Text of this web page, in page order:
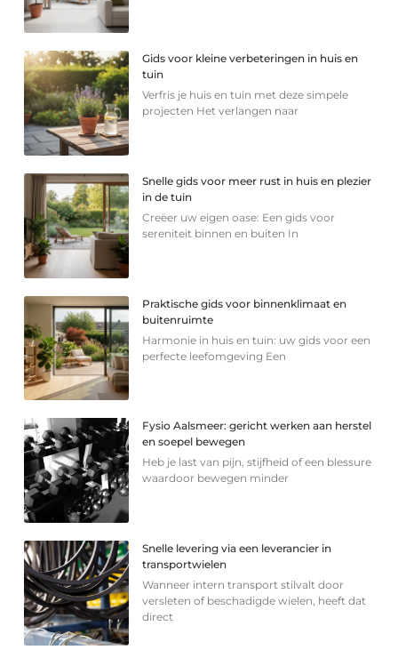
Gids voor kleine verbeteringen in huis en
tuin
Verfris je huis en tuin met deze simpele
projecten Het verlangen naar
Snelle gids voor meer rust in huis en plezier
in de tuin
Creëer uw eigen oase: Een gids voor
sereniteit binnen en buiten In
Praktische gids voor binnenklimaat en
buitenruimte
Harmonie in huis en tuin: uw gids voor een
perfecte leefomgeving Een
Fysio Aalsmeer: gericht werken aan herstel
en soepel bewegen
Heb je last van pijn, stijfheid of een blessure
waardoor bewegen minder
Snelle levering via een leverancier in
transportwielen
Wanneer intern transport stilvalt door
versleten of beschadigde wielen, heeft dat
direct